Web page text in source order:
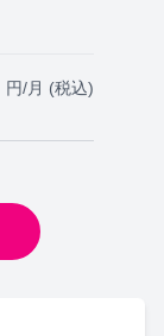
円/月 (税込)